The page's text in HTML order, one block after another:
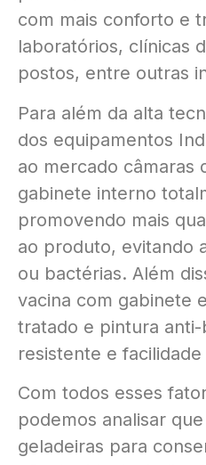
com mais conforto e
laboratórios, clínicas
postos, entre outras
Para além da alta
dos equipamentos
ao mercado câmaras
gabinete interno
promovendo mais
ao produto, evitando
ou bactérias. Além
vacina com gabinete
tratado e pintura
resistente e
Com todos esses
podemos analisar
geladeiras para